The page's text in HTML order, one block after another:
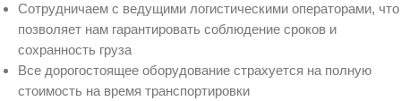
Сотрудничаем с ведущими логистическими операторами, что
позволяет нам гарантировать соблюдение сроков и
сохранность груза
Все дорогостоящее оборудование страхуется на полную
стоимость на время транспортировки